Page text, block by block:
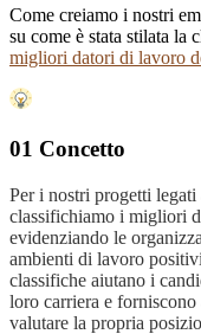
Come creiamo i nostri
su come è stata stilata la
migliori datori di lavoro
01 Concetto
Per i nostri progetti
classifichiamo i migliori
evidenziando le
ambienti di lavoro
classifiche aiutano i
loro carriera e
valutare la propria